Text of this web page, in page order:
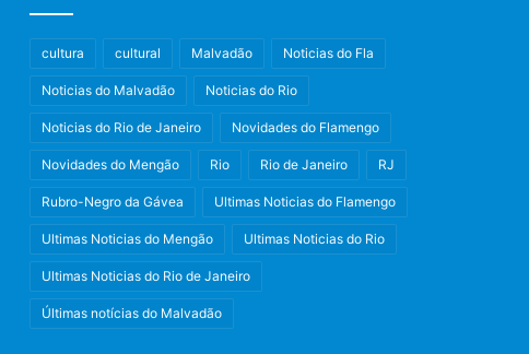
cultura cultural Malvadão Noticias do Fla
Noticias do Malvadão Noticias do Rio
Noticias do Rio de Janeiro Novidades do Flamengo
Novidades do Mengão Rio Rio de Janeiro RJ
Rubro-Negro da Gávea Ultimas Noticias do Flamengo
Ultimas Noticias do Mengão Ultimas Noticias do Rio
Ultimas Noticias do Rio de Janeiro
Últimas notícias do Malvadão